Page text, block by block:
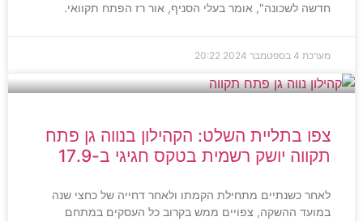
חדשה לשכונה", אומר בעלי הסניף, אור רז הפתח תקוואי.
מערכת 4 בספטמבר 2024 20:22
צפו בתליית השלט: הקהילון בנווה גן פתח
תקווה יושק רשמית בטקס חגיגי ב-17.9
לאחר כשנתיים מתחילת הקמתו ולאחר דחייה של כחצי שנה
במועד ההשקה, צפויים ממש בקרוב כל העסקים במתחם